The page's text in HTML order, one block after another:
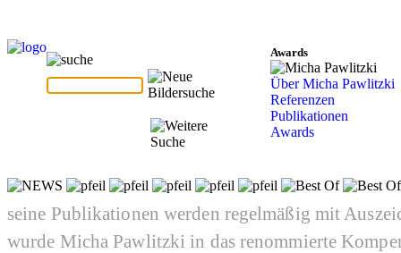
Awards
Über Micha Pawlitzki
Referenzen
Publikationen
Awards
seine Publikationen werden regelmäßig mit
wurde Micha Pawlitzki in das renommierte